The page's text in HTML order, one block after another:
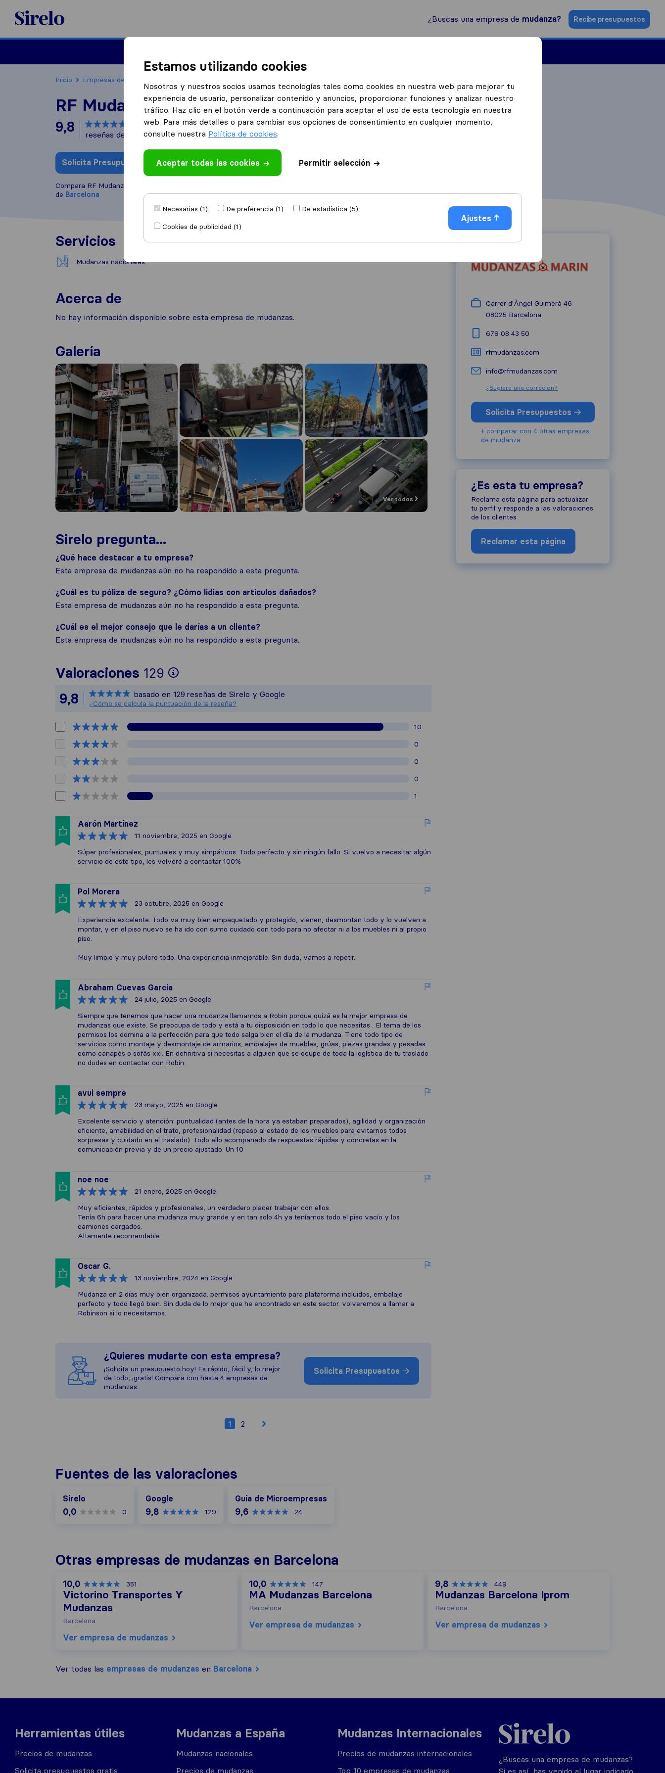
Sirelo.es
¿Buscas una empresa de mudanza? Recibe presupuestos
Inicio Empresas de mudanzas
RF Mudanzas Barcelona
9,8 basado en129
reseñas de Sirelo y Google
i
Solicita Presupuestos Escribe una valoración
Compara RF Mudanzas Barcelona con otras
de Barcelona
Servicios
Mudanzas nacionales
Acerca de
No hay información disponible sobre esta empresa de mudanzas.
Galería
Ver todos
Sirelo pregunta...
¿Qué hace destacar a tu empresa?
Esta empresa de mudanzas aún no ha respondido a esta pregunta.
¿Cuál es tu póliza de seguro? ¿Cómo lidias con artículos dañados?
Esta empresa de mudanzas aún no ha respondido a esta pregunta.
¿Cuál es el mejor consejo que le darías a un cliente?
Esta empresa de mudanzas aún no ha respondido a esta pregunta.
Valoraciones 129
Para ofrecerte una visión más completa de la reputación de la empresa,
Todas las reseñas recopiladas en Sirelo están sujetas a nuestras guías de
9,8 basado en 129 reseñas de Sirelo y Google
¿Cómo se calcula la puntuación de la reseña?
10
0
0
0
1
Aarón Martínez
11 noviembre, 2025 en Google
Súper profesionales, puntuales y muy simpáticos. Todo perfecto y sin ningún fallo. Si vuelvo a necesitar algún
servicio de este tipo, les volveré a contactar 100%
Pol Morera
23 octubre, 2025 en Google
Experiencia excelente. Todo va muy bien empaquetado y protegido, vienen, desmontan todo y lo vuelven a
montar, y en el piso nuevo se ha ido con sumo cuidado con todo para no afectar ni a los muebles ni al propio
piso.
Muy limpio y muy pulcro todo. Una experiencia inmejorable. Sin duda, vamos a repetir.
Abraham Cuevas Garcia
24 julio, 2025 en Google
Siempre que tenemos que hacer una mudanza llamamos a Robin porque quizá es la mejor empresa de
mudanzas que existe. Se preocupa de todo y está a tu disposición en todo lo que necesitas . El tema de los
permisos los domina a la perfección para que todo salga bien el día de la mudanza. Tiene todo tipo de
servicios como montaje y desmontaje de armarios, embalajes de muebles, grúas, piezas grandes y pesadas
como canapés o sofás xxl. En definitiva si necesitas a alguien que se ocupe de toda la logística de tu traslado
no dudes en contactar con Robin .
avui sempre
23 mayo, 2025 en Google
Excelente servicio y atención: puntualidad (antes de la hora ya estaban preparados), agilidad y organización
eficiente, amabilidad en el trato, profesionalidad (repaso al estado de los muebles para evitarnos todos
sorpresas y cuidado en el traslado). Todo ello acompañado de respuestas rápidas y concretas en la
comunicación previa y de un precio ajustado. Un 10
noe noe
21 enero, 2025 en Google
Muy eficientes, rápidos y profesionales, un verdadero placer trabajar con ellos.
Tenía 6h para hacer una mudanza muy grande y en tan solo 4h ya teníamos todo el piso vacío y los
camiones cargados.
Altamente recomendable.
Oscar G.
13 noviembre, 2024 en Google
Mudanza en 2 dias muy bien organizada. permisos ayuntamiento para plataforma incluidos, embalaje
perfecto y todo llegó bien. Sin duda de lo mejor que he encontrado en este sector. volveremos a llamar a
Robinson si lo necesitamos.
¿Quieres mudarte con esta empresa?
¡Solicita un presupuesto hoy! Es rápido, fácil y, lo mejor
de todo, ¡gratis! Compara con hasta 4 empresas de
mudanzas.
Solicita Presupuestos
1 2
Carrer d'Àngel Guimerà 46
08025 Barcelona
679 08 43 50
rfmudanzas.com
info@rfmudanzas.com
¿Sugiere una correcion?
Solicita Presupuestos
+ comparar con 4 otras empresas
de mudanza.
¿Es esta tu empresa?
Reclama esta página para actualizar
tu perfil y responde a las valoraciones
de los clientes
Reclamar esta página
Fuentes de las valoraciones
Sirelo
0,0 0
Google
9,8 129
Guía de Microempresas
9,6 24
Otras empresas de mudanzas en Barcelona
10,0 351
Victorino Transportes Y
Mudanzas
Barcelona
Ver empresa de mudanzas
10,0 147
MA Mudanzas Barcelona
Barcelona
Ver empresa de mudanzas
9,8 449
Mudanzas Barcelona Iprom
Barcelona
Ver empresa de mudanzas
Ver todas las empresas de mudanzas en Barcelona
Herramientas útiles
Precios de mudanzas
Solicita presupuestos gratis
Mudanzas a España
Mudanzas nacionales
Precios de mudanzas
Mudanzas Internacionales
Precios de mudanzas internacionales
Top 10 empresas de mudanzas
Sirelo.es
¿Buscas una empresa de mudanzas?
Si es así, has venido al lugar indicado.
Estamos utilizando cookies
Nosotros y nuestros socios usamos tecnologías tales como cookies en nuestra web para mejorar tu
experiencia de usuario, personalizar contenido y anuncios, proporcionar funciones y analizar nuestro
tráfico. Haz clic en el botón verde a continuación para aceptar el uso de esta tecnología en nuestra
web. Para más detalles o para cambiar sus opciones de consentimiento en cualquier momento,
consulte nuestra Política de cookies.
Aceptar todas las cookies Permitir selección
Necesarias (1) De preferencia (1)
De estadística (5)
Cookies de publicidad (1)
Ajustes